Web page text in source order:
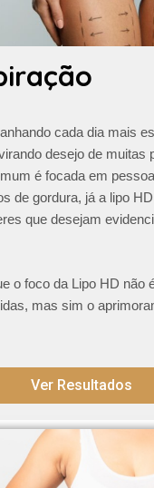
cada dia mais
desejo de muitas
é focada em
de gordura, já a lipo
que desejam
o foco da Lipo HD não
mas sim o
Ver Resultados